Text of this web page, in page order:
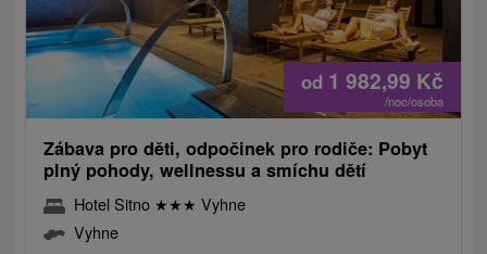
od 1 982,99 Kč
/noc/osoba
Zábava pro děti, odpočinek pro rodiče: Pobyt
plný pohody, wellnessu a smíchu dětí
Hotel Sitno ★★★ Vyhne
Vyhne